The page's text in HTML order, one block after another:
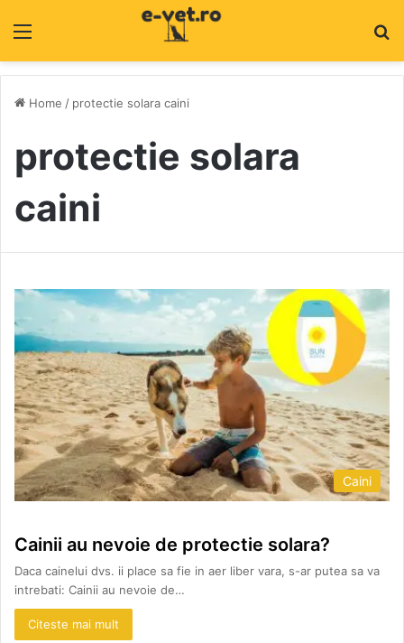
Home / protectie solara caini
protectie solara
caini
Caini
Cainii au nevoie de protectie solara?
Daca cainelui dvs. ii place sa fie in aer liber vara, s-ar putea sa va
intrebati: Cainii au nevoie de…
Citeste mai mult